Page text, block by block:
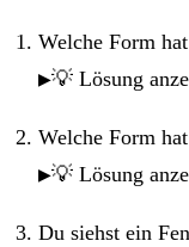
Welche Form hat
💡 Lösung
Welche Form hat
💡 Lösung
Du siehst ein